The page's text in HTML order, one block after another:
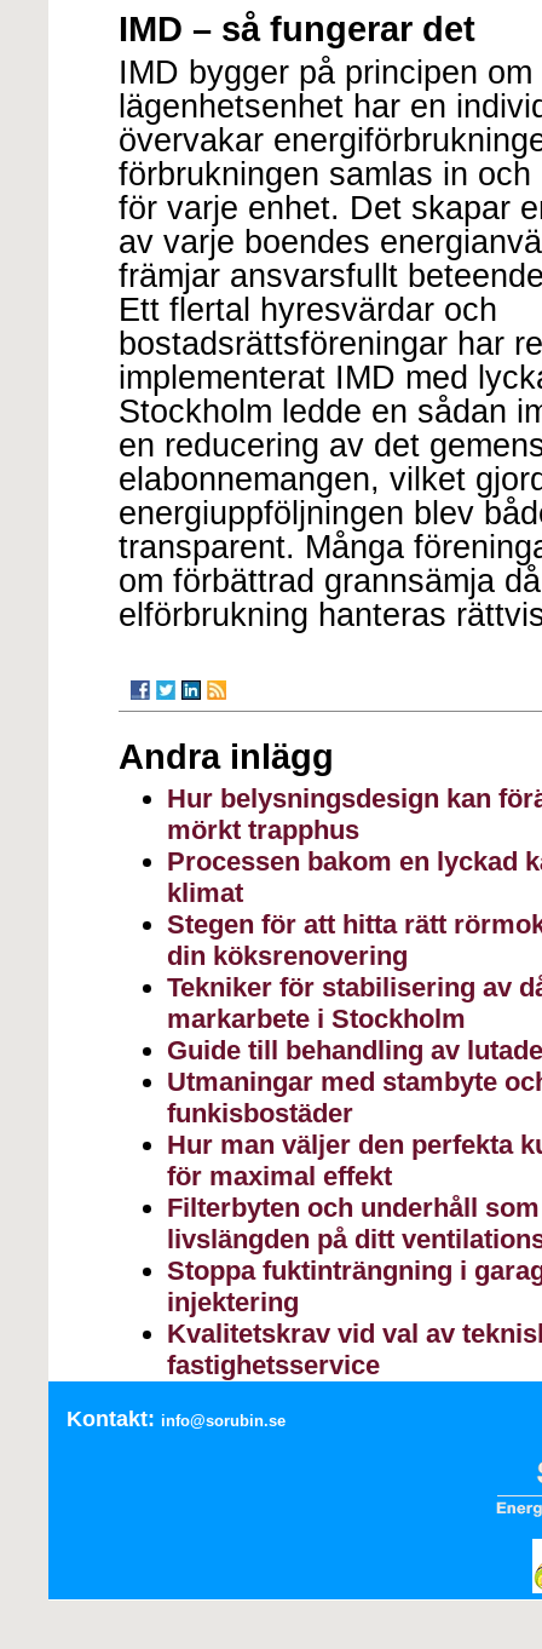
IMD – så fungerar det
IMD bygger på principen
lägenhetsenhet har en
övervakar
förbrukningen samlas in
för varje enhet. Det skapar
av varje boendes
främjar ansvarsfullt
Ett flertal hyresvärdar och
bostadsrättsföreningar har
implementerat IMD med
Stockholm ledde en sådan
en reducering av det
elabonnemangen, vilket
energiuppföljningen blev
transparent. Många
om förbättrad grannsämja
elförbrukning hanteras
Andra inlägg
Hur belysningsdesign kan
mörkt trapphus
Processen bakom en lyckad
klimat
Stegen för att hitta rätt
din köksrenovering
Tekniker för stabilisering av
markarbete i Stockholm
Guide till behandling av
Utmaningar med stambyte
funkisbostäder
Hur man väljer den perfekta
för maximal effekt
Filterbyten och underhåll
livslängden på ditt
Stoppa fuktinträngning i
injektering
Kvalitetskrav vid val av
fastighetsservice
Kontakt: info@sorubin.se